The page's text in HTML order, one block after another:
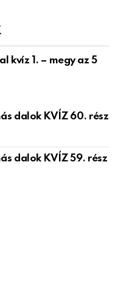
kvíz 1. – megy az 5
dalok KVÍZ 60. rész
dalok KVÍZ 59. rész